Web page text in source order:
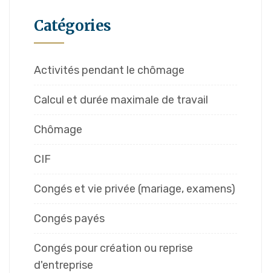
Catégories
Activités pendant le chômage
Calcul et durée maximale de travail
Chômage
CIF
Congés et vie privée (mariage, examens)
Congés payés
Congés pour création ou reprise
d'entreprise